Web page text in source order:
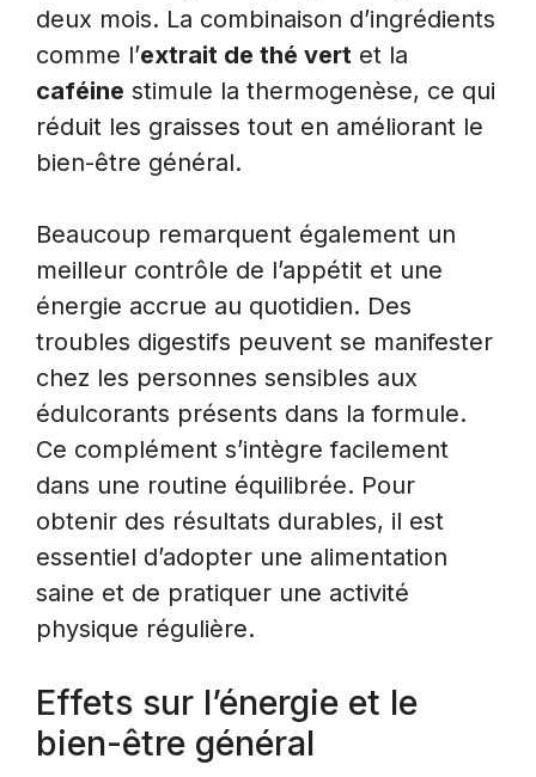
deux mois. La combinaison d’ingrédients
comme l’extrait de thé vert et la
caféine stimule la thermogenèse, ce qui
réduit les graisses tout en améliorant le
bien-être général.
Beaucoup remarquent également un
meilleur contrôle de l’appétit et une
énergie accrue au quotidien. Des
troubles digestifs peuvent se manifester
chez les personnes sensibles aux
édulcorants présents dans la formule.
Ce complément s’intègre facilement
dans une routine équilibrée. Pour
obtenir des résultats durables, il est
essentiel d’adopter une alimentation
saine et de pratiquer une activité
physique régulière.
Effets sur l’énergie et le
bien-être général